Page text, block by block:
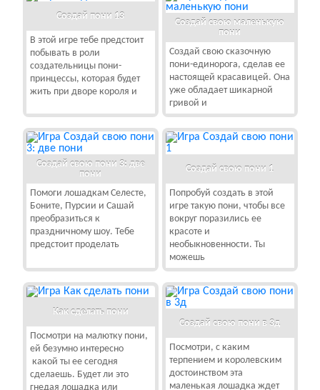
Создай пони 13
В этой игре тебе предстоит
побывать в роли
создательницы пони-
принцессы, которая будет
жить при дворе короля и
Создай свою маленькую
пони
Создай свою сказочную
пони-единорога, сделав ее
настоящей красавицей. Она
уже обладает шикарной
гривой и
Создай свою пони 3: две
пони
Помоги лошадкам Селесте,
Боните, Пурсии и Сашай
преобразиться к
праздничному шоу. Тебе
предстоит проделать
Создай свою пони 1
Попробуй создать в этой
игре такую пони, чтобы все
вокруг поразились ее
красоте и
необыкновенности. Ты
можешь
Как сделать пони
Посмотри на малютку пони,
ей безумно интересно
какой ты ее сегодня
сделаешь. Будет ли это
гнедая лошадка или
Создай свою пони в 3д
Посмотри, с каким
терпением и королевским
достоинством эта
маленькая лошадка ждет